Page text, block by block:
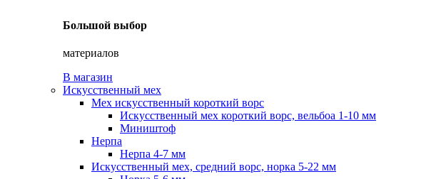
Большой выбор
материалов
В магазин
Искусственный мех
Мех искусственный короткий ворс
Искусственный мех короткий ворс, вельбоа 1-10 мм
Миништоф
Нерпа
Нерпа 4-7 мм
Искусственный мех, средний ворс, норка 5-22 мм